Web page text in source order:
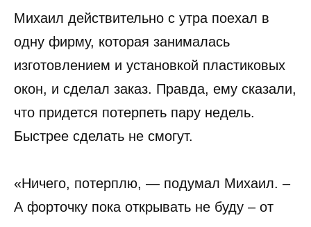
Михаил действительно с утра поехал в
одну фирму, которая занималась
изготовлением и установкой пластиковых
окон, и сделал заказ. Правда, ему сказали,
что придется потерпеть пару недель.
Быстрее сделать не смогут.
«Ничего, потерплю, — подумал Михаил. –
А форточку пока открывать не буду – от